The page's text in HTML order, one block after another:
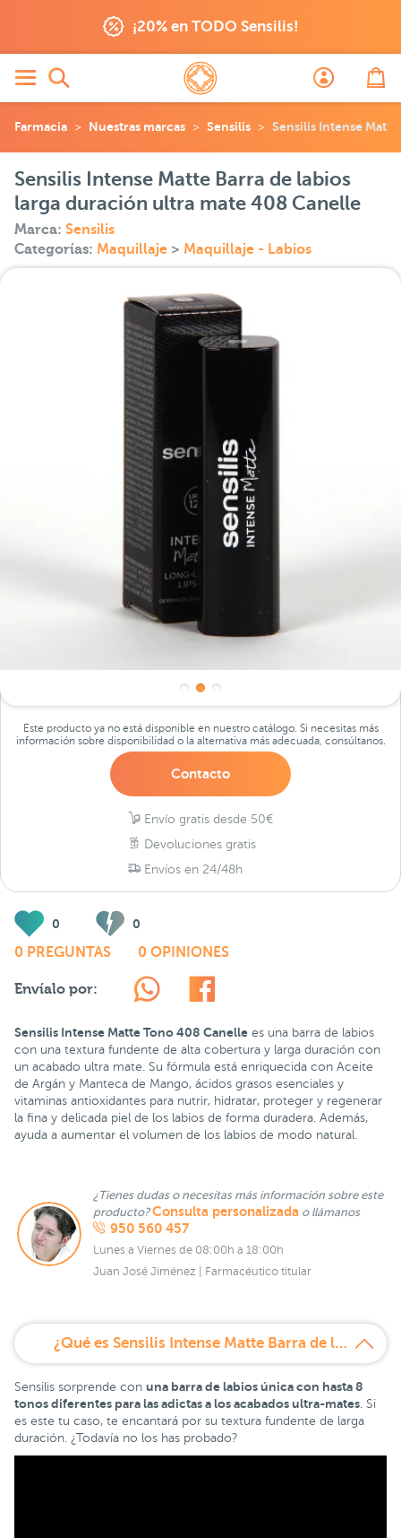
¡20% en TODO Sensilis!
Farmacia Nuestras marcas Sensilis Sensilis Intense
Sensilis Intense Matte Barra de labios
larga duración ultra mate 408 Canelle
Marca: Sensilis
Categorías: Maquillaje > Maquillaje - Labios
Este producto ya no está disponible en nuestro catálogo. Si necesitas más
información sobre disponibilidad o la alternativa más adecuada, consúltanos.
Contacto
Envío gratis desde 50€
Devoluciones gratis
Envíos en 24/48h
0 0
0 PREGUNTAS 0 OPINIONES
Envíalo por:
Sensilis Intense Matte Tono 408 Canelle es una barra de labios
con una textura fundente de alta cobertura y larga duración con
un acabado ultra mate. Su fórmula está enriquecida con Aceite
de Argán y Manteca de Mango, ácidos grasos esenciales y
vitaminas antioxidantes para nutrir, hidratar, proteger y regenerar
la fina y delicada piel de los labios de forma duradera. Además,
ayuda a aumentar el volumen de los labios de modo natural.
¿Tienes dudas o necesitas más información sobre este
producto?Consulta personalizada o llámanos
950 560 457
Lunes a Viernes de 08:00h a 18:00h
Juan José Jiménez | Farmacéutico titular
¿Qué es Sensilis Intense Matte Barra de labios larga duración ultra mate 408 Canelle?
Sensilis sorprende con una barra de labios única con hasta 8
tonos diferentes para las adictas a los acabados ultra-mates. Si
es este tu caso, te encantará por su textura fundente de larga
duración. ¿Todavía no los has probado?